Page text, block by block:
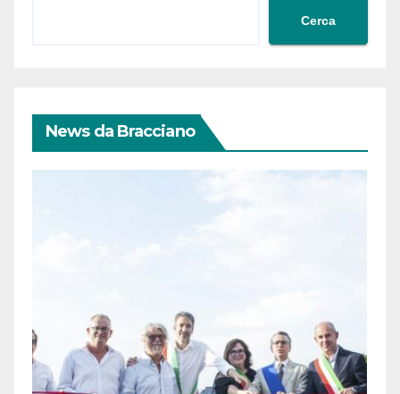
Cerca
News da Bracciano